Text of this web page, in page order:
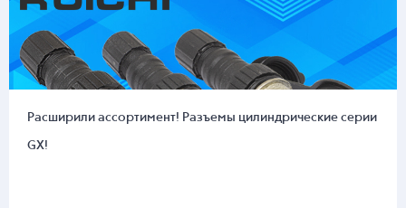
Расширили ассортимент! Разъемы цилиндрические серии
GX!